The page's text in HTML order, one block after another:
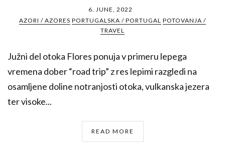
6. JUNE, 2022
AZORI / AZORES PORTUGALSKA / PORTUGAL POTOVANJA /
TRAVEL
Južni del otoka Flores ponuja v primeru lepega
vremena dober “road trip” z res lepimi razgledi na
osamljene doline notranjosti otoka, vulkanska jezera
ter visoke...
READ MORE